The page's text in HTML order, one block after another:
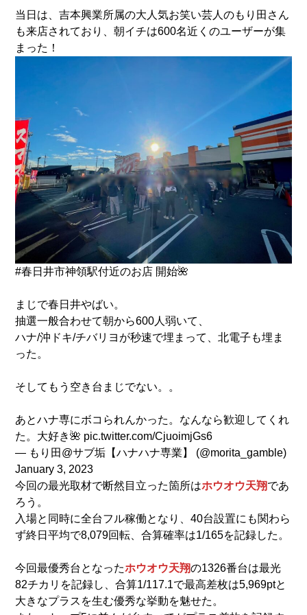
当日は、吉本興業所属の大人気お笑い芸人のもり田さん
も来店されており、朝イチは600名近くのユーザーが集
まった！
#春日井市神領駅付近のお店 開始🌺
まじで春日井やばい。
抽選一般合わせて朝から600人弱いて、
ハナ/沖ドキ/チバリヨが秒速で埋まって、北電子も埋ま
った。
そしてもう空き台まじでない。。
あとハナ専にボコられんかった。なんなら歓迎してくれ
た。大好き🌺 pic.twitter.com/CjuoimjGs6
— もり田@サブ垢【ハナハナ専業】 (@morita_gamble)
January 3, 2023
今回の最光取材で断然目立った箇所はホウオウ天翔であ
ろう。
入場と同時に全台フル稼働となり、40台設置にも関わら
ず終日平均で8,079回転、合算確率は1/165を記録した。
今回最優秀台となったホウオウ天翔の1326番台は最光
82チカリを記録し、合算1/117.1で最高差枚は5,969ptと
大きなプラスを生む優秀な挙動を魅せた。